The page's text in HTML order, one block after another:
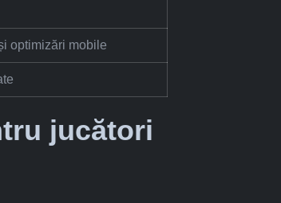
optimizări mobile
jucători